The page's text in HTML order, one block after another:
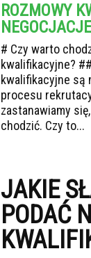
ROZMOWY
# Czy warto
kwalifikacyjne?
kwalifikacyjne są
procesu
zastanawiamy
chodzić. Czy to...
JAKIE
PODAĆ